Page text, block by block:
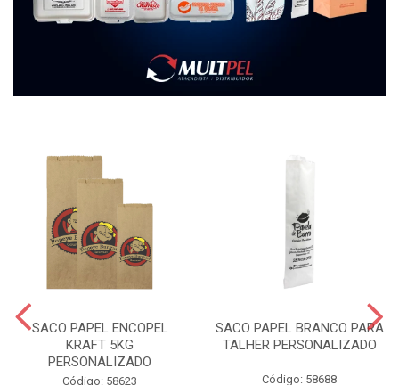
SACO PAPEL ENCOPEL
KRAFT 5KG
PERSONALIZADO
Código: 58623
SACO PAPEL BRANCO PARA
TALHER PERSONALIZADO
Código: 58688